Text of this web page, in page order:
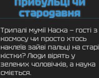
стародавня
містифікація?
Трипалі мумії Наска — гості з
космосу чи просто хтось
наклеїв зайві пальці на старі
кістки? Люди вірять у
зелених чоловічків, а наука
сміється.